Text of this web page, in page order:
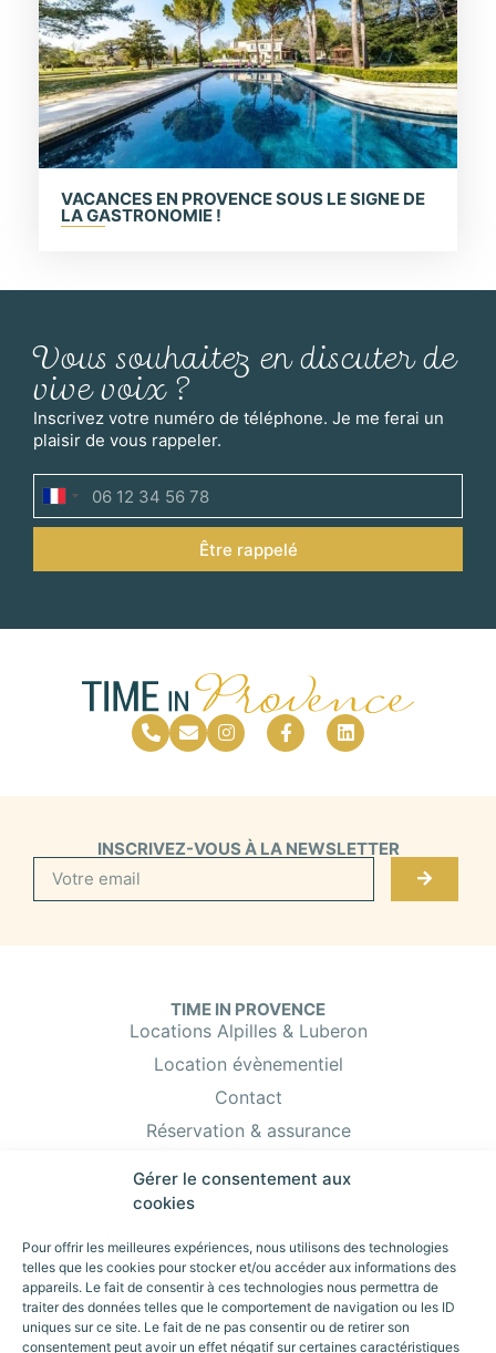
Gérer le consentement aux
cookies
Pour offrir les meilleures expériences, nous utilisons des technologies
telles que les cookies pour stocker et/ou accéder aux informations des
appareils. Le fait de consentir à ces technologies nous permettra de
traiter des données telles que le comportement de navigation ou les ID
uniques sur ce site. Le fait de ne pas consentir ou de retirer son
consentement peut avoir un effet négatif sur certaines caractéristiques
VACANCES EN PROVENCE SOUS LE SIGNE DE
LA GASTRONOMIE !
Vous souhaitez en discuter de
vive voix ?
Inscrivez votre numéro de téléphone. Je me ferai un
plaisir de vous rappeler.
France
+33
Être rappelé
INSCRIVEZ-VOUS À LA NEWSLETTER
TIME IN PROVENCE
Locations Alpilles & Luberon
Location évènementiel
Contact
Réservation & assurance
Nos partenaires
DES VACANCES EN PROVENCE
Location de vacances à Eygalières
Location de vacances dans le Luberon
Location de lieux d'exception pour vos